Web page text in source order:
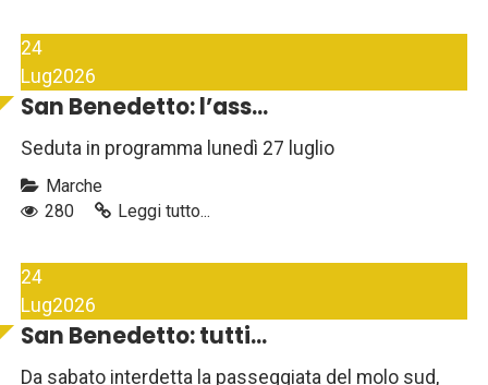
24
Lug2026
San Benedetto: l’ass...
Seduta in programma lunedì 27 luglio
Marche
280
Leggi tutto...
24
Lug2026
San Benedetto: tutti...
Da sabato interdetta la passeggiata del molo sud,